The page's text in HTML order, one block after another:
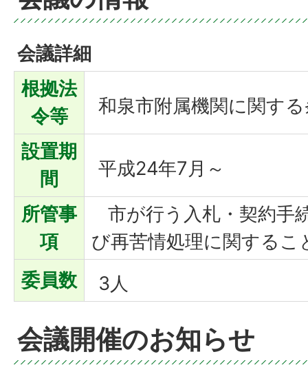
会議詳細
根拠法
令等
和泉市附属機関に関す
設置期
間
平成24年7月～
所管事
項
市が行う入札・契約手
び再苦情処理に関するこ
委員数
3人
会議開催のお知らせ